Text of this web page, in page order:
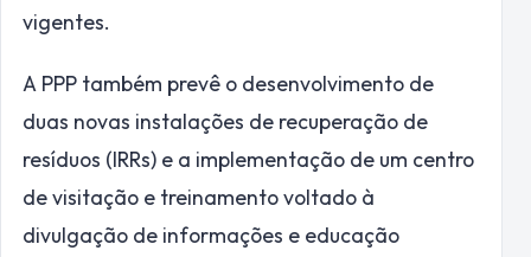
vigentes.
A PPP também prevê o desenvolvimento de
duas novas instalações de recuperação de
resíduos (IRRs) e a implementação de um centro
de visitação e treinamento voltado à
divulgação de informações e educação